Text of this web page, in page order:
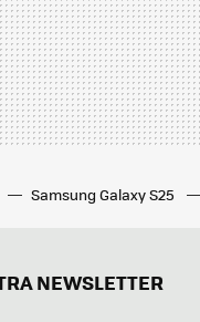
Samsung Galaxy S25
NEWSLETTER